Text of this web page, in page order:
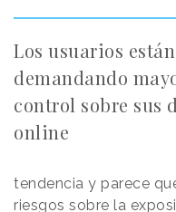
Los usuarios están
demandando
control sobre sus
online
tendencia y parece
riesgos sobre la